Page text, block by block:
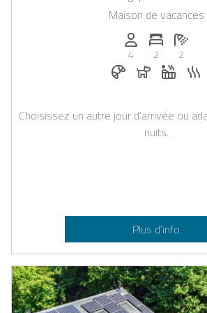
Maison de vacances
Personnes (max):
4
Nombre
2
2
Petit-déjeuner
Chiens Jacuzzi
Choisissez un autre jour d’arrivée ou
nuits.
Plus d’info